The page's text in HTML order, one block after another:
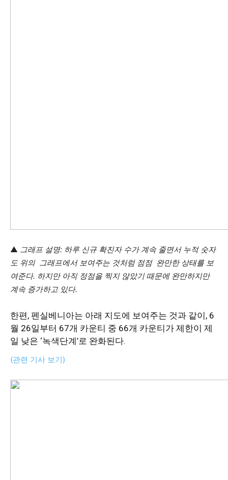
▲ 그래프 설명: 하루 신규 확진자 수가 계속 줄면서 누적 숫자
도 위의 그래프에서 보여주는 것처럼 점점 완만한 상태를 보
여준다. 하지만 아직 정점을 찍지 않았기 때문에 완만하지만
계속 증가하고 있다.
한편, 펜실베니아는 아래 지도에 보여주는 것과 같이, 6
월 26일부터 67개 카운티 중 66개 카운티가 제한이 제
일 낮은 ‘녹색단계’로 완화된다.
(관련 기사 보기)